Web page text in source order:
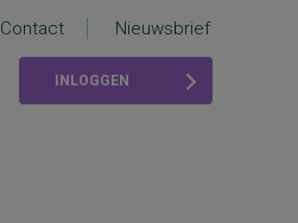
Contact Nieuwsbrief
INLOGGEN